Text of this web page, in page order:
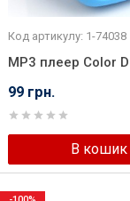
Код артикулу: 1-74038
MP3 плеер Color D
"Браслет"
99 грн.
В кошик